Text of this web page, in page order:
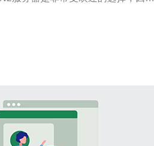
，这使它成为许多用户的首